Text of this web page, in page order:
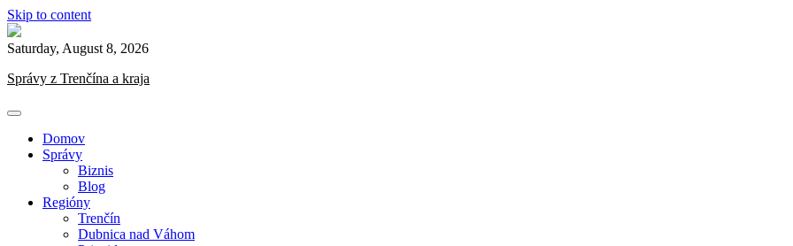
Skip to content
Saturday, August 8, 2026
Správy z Trenčína a kraja
Domov
Správy
Biznis
Blog
Regióny
Trenčín
Dubnica nad Váhom